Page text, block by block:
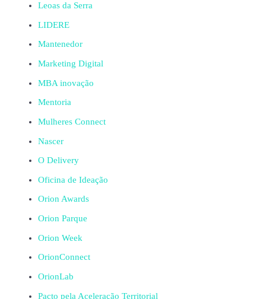
Leoas da Serra
LIDERE
Mantenedor
Marketing Digital
MBA inovação
Mentoria
Mulheres Connect
Nascer
O Delivery
Oficina de Ideação
Orion Awards
Orion Parque
Orion Week
OrionConnect
OrionLab
Pacto pela Aceleração Territorial